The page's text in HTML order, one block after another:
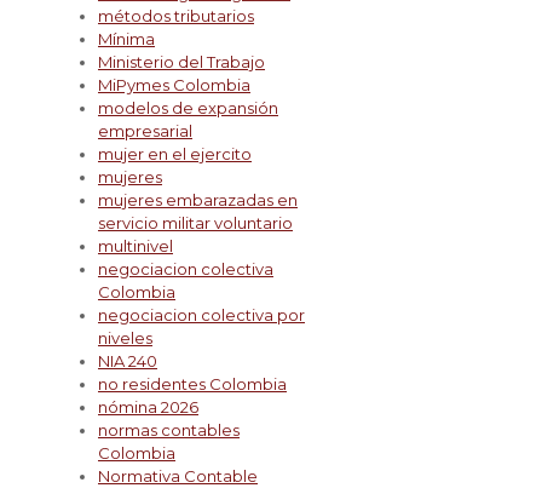
métodos tributarios
Mínima
Ministerio del Trabajo
MiPymes Colombia
modelos de expansión
empresarial
mujer en el ejercito
mujeres
mujeres embarazadas en
servicio militar voluntario
multinivel
negociacion colectiva
Colombia
negociacion colectiva por
niveles
NIA 240
no residentes Colombia
nómina 2026
normas contables
Colombia
Normativa Contable